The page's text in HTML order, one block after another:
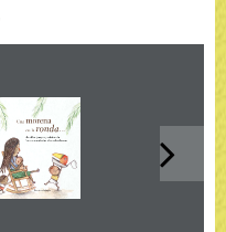
Arrullos, juegos y relatos de
las comunidades afrocolombianas
Una morena
      en la
ronda...
Edición multilingüe